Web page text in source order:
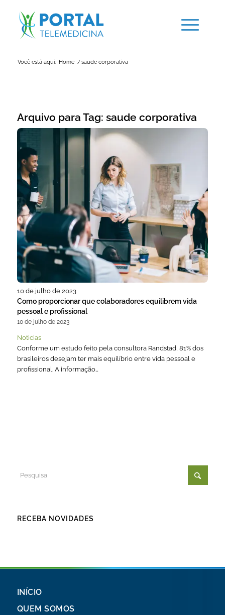
Você está aqui: Home / saude corporativa
Arquivo para Tag: saude corporativa
10 de julho de 2023
Como proporcionar que colaboradores equilibrem vida
pessoal e profissional
10 de julho de 2023
Noticias
Conforme um estudo feito pela consultora Randstad, 81% dos
brasileiros desejam ter mais equilíbrio entre vida pessoal e
profissional. A informação…
RECEBA NOVIDADES
INÍCIO
QUEM SOMOS